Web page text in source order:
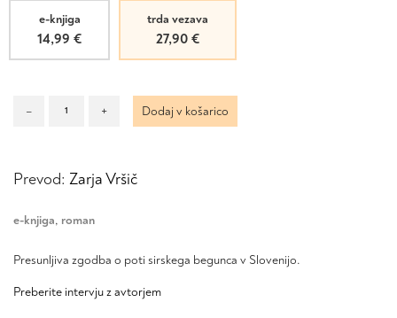
Prevod: Zarja Vršič
e-knjiga, roman
Presunljiva zgodba o poti sirskega begunca v Slovenijo.
Preberite intervju z avtorjem
e-knjiga
14,99 €
trda vezava
27,90 €
– + Dodaj v košarico